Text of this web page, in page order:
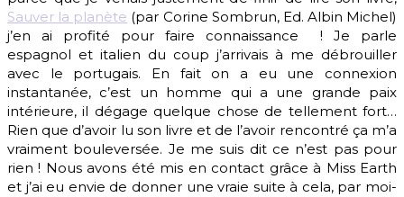
Sauver la planète (par Corine Sombrun, Ed. Albin Michel)
j’en ai profité pour faire connaissance ! Je parle
espagnol et italien du coup j’arrivais à me débrouiller
avec le portugais. En fait on a eu une connexion
instantanée, c’est un homme qui a une grande paix
intérieure, il dégage quelque chose de tellement fort…
Rien que d’avoir lu son livre et de l’avoir rencontré ça m’a
vraiment bouleversée. Je me suis dit ce n’est pas pour
rien ! Nous avons été mis en contact grâce à Miss Earth
et j’ai eu envie de donner une vraie suite à cela, par moi-